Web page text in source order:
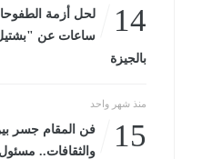
14
ساعات عن "بشتيل
بالجيزة
منذ شهر واحد
15
فن المقام جسر
والثقافات..